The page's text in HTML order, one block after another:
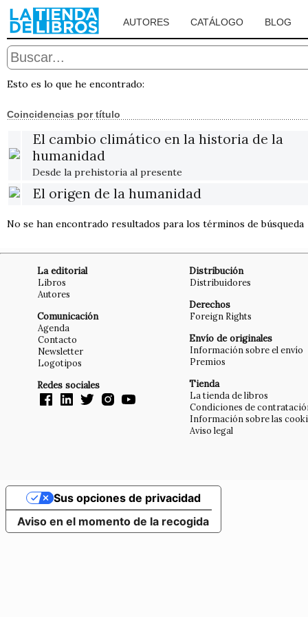
AUTORES CATÁLOGO BLOG
Esto es lo que he encontrado:
Coincidencias por título
El cambio climático en la historia de la
humanidad
Desde la prehistoria al presente
El origen de la humanidad
No se han encontrado resultados para los términos de búsqueda
La editorial
Libros
Autores
Comunicación
Agenda
Contacto
Newsletter
Logotipos
Redes sociales
Distribución
Distribuidores
Derechos
Foreign Rights
Envío de originales
Información sobre el envío
Premios
Tienda
La tienda de libros
Condiciones de
Información sobre las
Aviso legal
Aviso en el momento de la recogida
Sus opciones de privacidad